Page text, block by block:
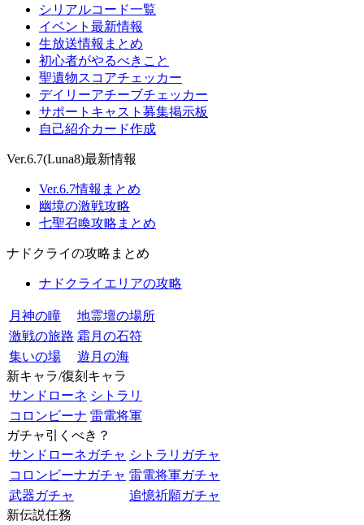
シリアルコード一覧
イベント最新情報
生放送情報まとめ
初心者がやるべきこと
聖遺物スコアチェッカー
デイリーアチーブチェッカー
サポートキャスト募集掲示板
自己紹介カード作成
Ver.6.7(Luna8)最新情報
Ver.6.7情報まとめ
幽境の激戦攻略
七聖召喚攻略まとめ
ナドクライの攻略まとめ
ナドクライエリアの攻略
月神の瞳
地霊壇の場所
激戦の旅路 霜月の石符
集いの場
遊月の海
新キャラ/復刻キャラ
サンドローネ シトラリ
コロンビーナ 雷電将軍
ガチャ引くべき？
サンドローネガチャ シトラリガチャ
コロンビーナガチャ 雷電将軍ガチャ
武器ガチャ
追憶祈願ガチャ
新伝説任務